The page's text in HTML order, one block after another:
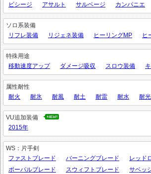
ビシージ
アサルト サルベージ カンパニエ
ソロ系装備
リフレ装備
リジェネ装備 ヒーリングMP ヒ
特殊用途
移動速度アップ
ダメージ吸収 スロウ装備
属性耐性
耐火
耐氷 耐風 耐土 耐雷 耐水 耐光
VU追加装備
2015年
WS：片手剣
ファストブレード
バーニングブレード レッド
ボーパルブレード
スウィフトブレード サベッ